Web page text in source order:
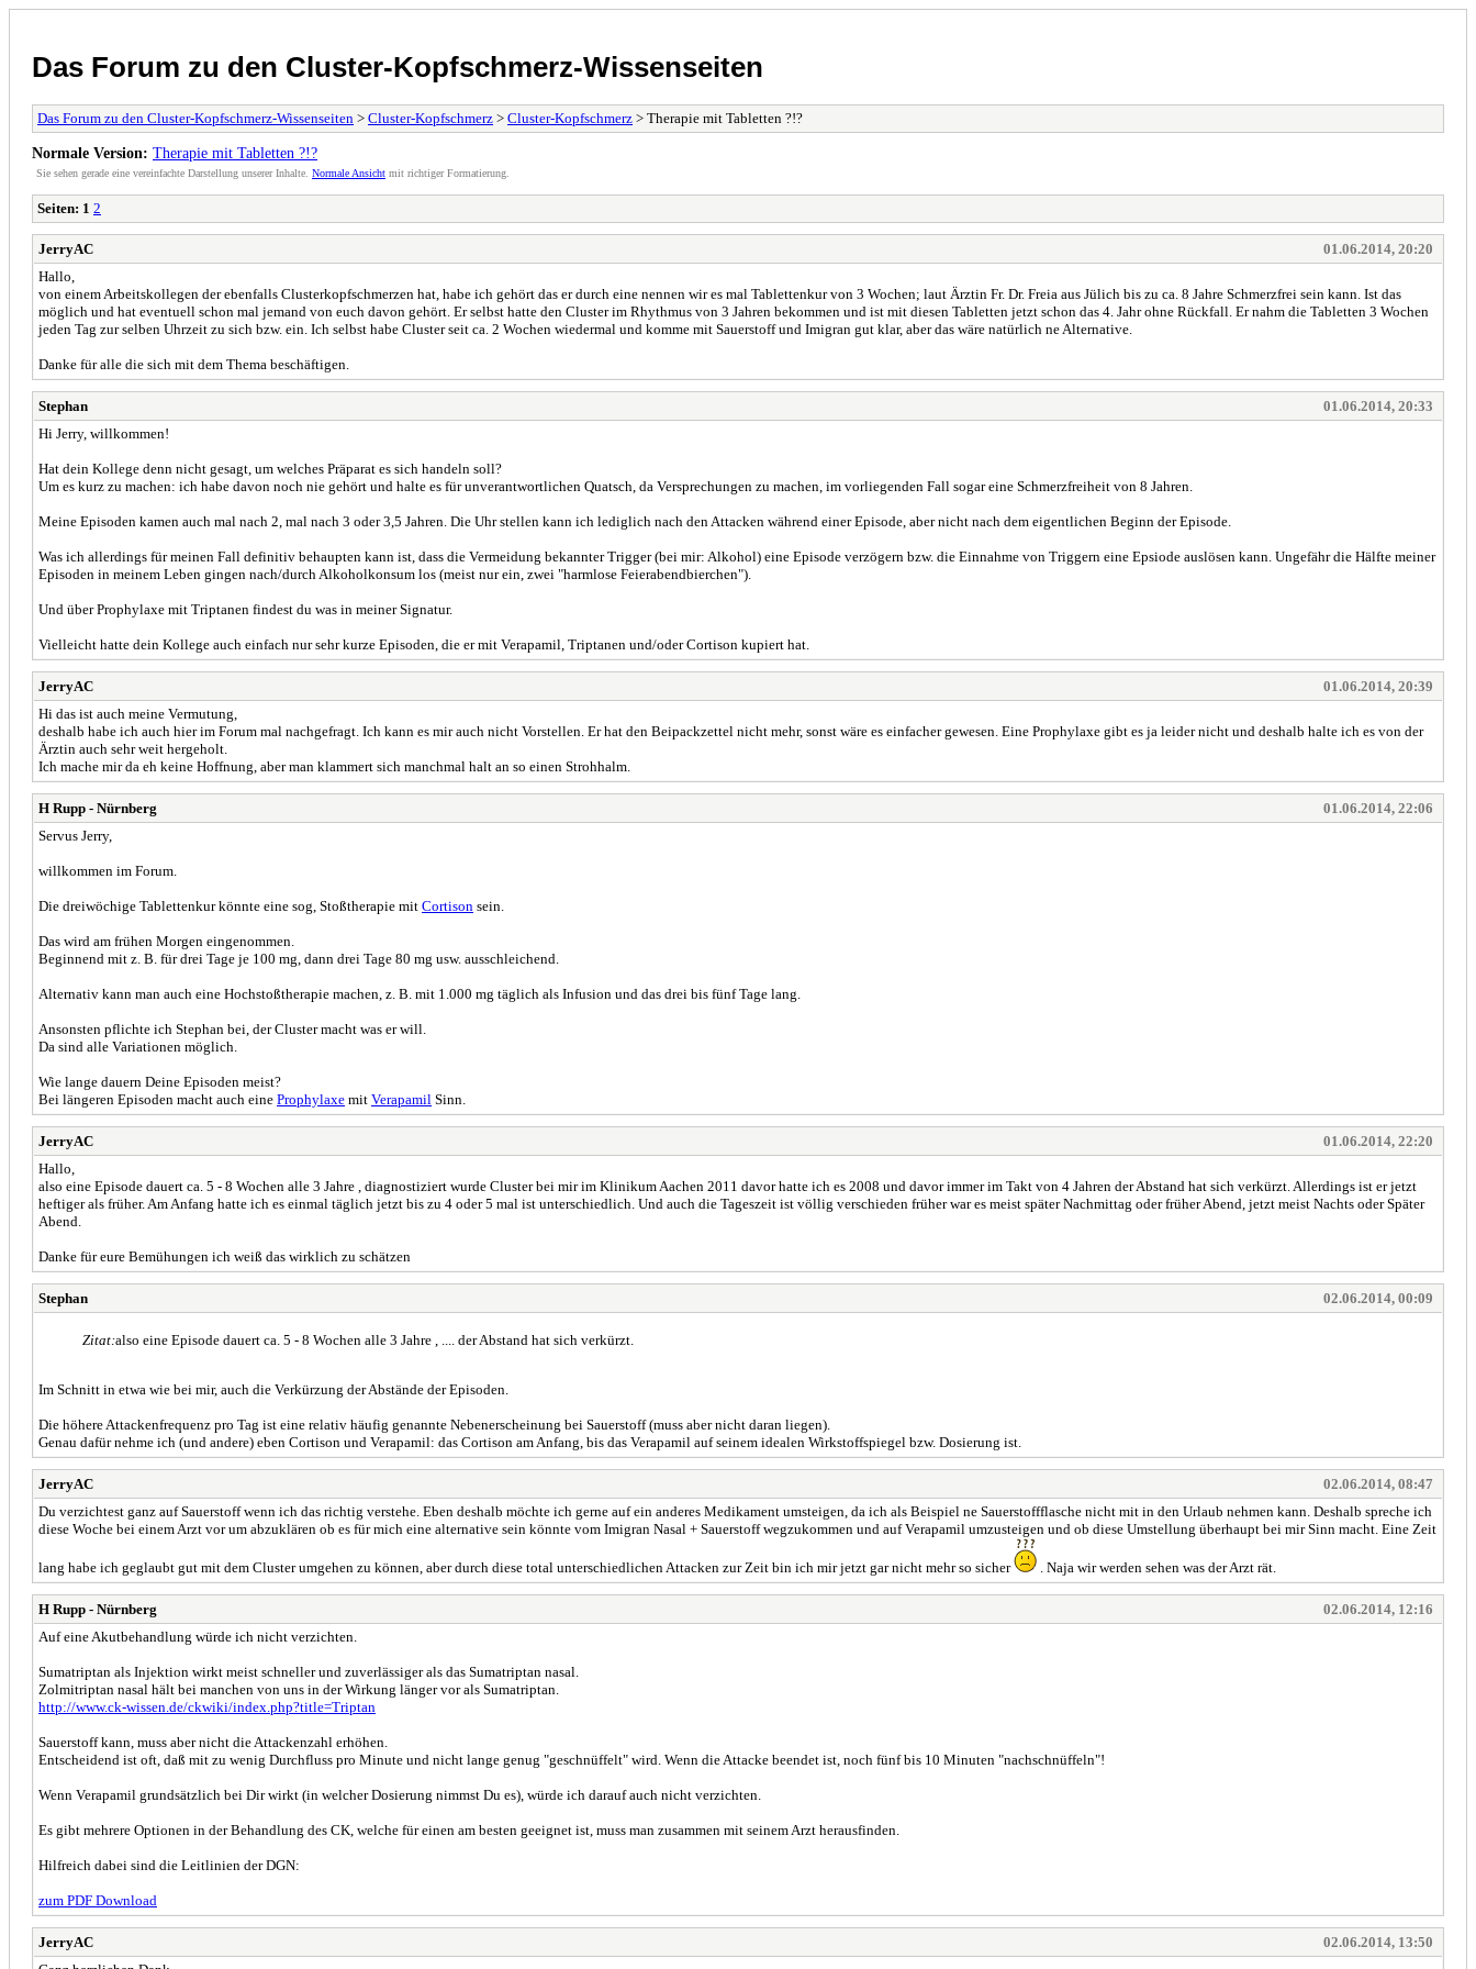
Das Forum zu den Cluster-Kopfschmerz-Wissenseiten
Das Forum zu den Cluster-Kopfschmerz-Wissenseiten > Cluster-Kopfschmerz > Cluster-Kopfschmerz > Therapie mit Tabletten ?!?
Normale Version: Therapie mit Tabletten ?!?
Sie sehen gerade eine vereinfachte Darstellung unserer Inhalte. Normale Ansicht mit richtiger Formatierung.
Seiten: 1 2
JerryAC
01.06.2014, 20:20
Hallo,
von einem Arbeitskollegen der ebenfalls Clusterkopfschmerzen hat, habe ich gehört das er durch eine nennen wir es mal Tablettenkur von 3 Wochen; laut Ärztin Fr. Dr. Freia aus Jülich bis zu ca. 8 Jahre Schmerzfrei sein kann. Ist das
möglich und hat eventuell schon mal jemand von euch davon gehört. Er selbst hatte den Cluster im Rhythmus von 3 Jahren bekommen und ist mit diesen Tabletten jetzt schon das 4. Jahr ohne Rückfall. Er nahm die Tabletten 3 Wochen
jeden Tag zur selben Uhrzeit zu sich bzw. ein. Ich selbst habe Cluster seit ca. 2 Wochen wiedermal und komme mit Sauerstoff und Imigran gut klar, aber das wäre natürlich ne Alternative.
Danke für alle die sich mit dem Thema beschäftigen.
Stephan
01.06.2014, 20:33
Hi Jerry, willkommen!
Hat dein Kollege denn nicht gesagt, um welches Präparat es sich handeln soll?
Um es kurz zu machen: ich habe davon noch nie gehört und halte es für unverantwortlichen Quatsch, da Versprechungen zu machen, im vorliegenden Fall sogar eine Schmerzfreiheit von 8 Jahren.
Meine Episoden kamen auch mal nach 2, mal nach 3 oder 3,5 Jahren. Die Uhr stellen kann ich lediglich nach den Attacken während einer Episode, aber nicht nach dem eigentlichen Beginn der Episode.
Was ich allerdings für meinen Fall definitiv behaupten kann ist, dass die Vermeidung bekannter Trigger (bei mir: Alkohol) eine Episode verzögern bzw. die Einnahme von Triggern eine Epsiode auslösen kann. Ungefähr die Hälfte meiner
Episoden in meinem Leben gingen nach/durch Alkoholkonsum los (meist nur ein, zwei "harmlose Feierabendbierchen").
Und über Prophylaxe mit Triptanen findest du was in meiner Signatur.
Vielleicht hatte dein Kollege auch einfach nur sehr kurze Episoden, die er mit Verapamil, Triptanen und/oder Cortison kupiert hat.
JerryAC
01.06.2014, 20:39
Hi das ist auch meine Vermutung,
deshalb habe ich auch hier im Forum mal nachgefragt. Ich kann es mir auch nicht Vorstellen. Er hat den Beipackzettel nicht mehr, sonst wäre es einfacher gewesen. Eine Prophylaxe gibt es ja leider nicht und deshalb halte ich es von der
Ärztin auch sehr weit hergeholt.
Ich mache mir da eh keine Hoffnung, aber man klammert sich manchmal halt an so einen Strohhalm.
H Rupp - Nürnberg
01.06.2014, 22:06
Servus Jerry,
willkommen im Forum.
Die dreiwöchige Tablettenkur könnte eine sog, Stoßtherapie mit Cortison sein.
Das wird am frühen Morgen eingenommen.
Beginnend mit z. B. für drei Tage je 100 mg, dann drei Tage 80 mg usw. ausschleichend.
Alternativ kann man auch eine Hochstoßtherapie machen, z. B. mit 1.000 mg täglich als Infusion und das drei bis fünf Tage lang.
Ansonsten pflichte ich Stephan bei, der Cluster macht was er will.
Da sind alle Variationen möglich.
Wie lange dauern Deine Episoden meist?
Bei längeren Episoden macht auch eine Prophylaxe mit Verapamil Sinn.
JerryAC
01.06.2014, 22:20
Hallo,
also eine Episode dauert ca. 5 - 8 Wochen alle 3 Jahre , diagnostiziert wurde Cluster bei mir im Klinikum Aachen 2011 davor hatte ich es 2008 und davor immer im Takt von 4 Jahren der Abstand hat sich verkürzt. Allerdings ist er jetzt
heftiger als früher. Am Anfang hatte ich es einmal täglich jetzt bis zu 4 oder 5 mal ist unterschiedlich. Und auch die Tageszeit ist völlig verschieden früher war es meist später Nachmittag oder früher Abend, jetzt meist Nachts oder Später
Abend.
Danke für eure Bemühungen ich weiß das wirklich zu schätzen
Stephan 02.06.2014, 00:09
Zitat:also eine Episode dauert ca. 5 - 8 Wochen alle 3 Jahre , .... der Abstand hat sich verkürzt.
Im Schnitt in etwa wie bei mir, auch die Verkürzung der Abstände der Episoden.
Die höhere Attackenfrequenz pro Tag ist eine relativ häufig genannte Nebenerscheinung bei Sauerstoff (muss aber nicht daran liegen).
Genau dafür nehme ich (und andere) eben Cortison und Verapamil: das Cortison am Anfang, bis das Verapamil auf seinem idealen Wirkstoffspiegel bzw. Dosierung ist.
JerryAC
02.06.2014, 08:47
Du verzichtest ganz auf Sauerstoff wenn ich das richtig verstehe. Eben deshalb möchte ich gerne auf ein anderes Medikament umsteigen, da ich als Beispiel ne Sauerstoffflasche nicht mit in den Urlaub nehmen kann. Deshalb spreche ich
diese Woche bei einem Arzt vor um abzuklären ob es für mich eine alternative sein könnte vom Imigran Nasal + Sauerstoff wegzukommen und auf Verapamil umzusteigen und ob diese Umstellung überhaupt bei mir Sinn macht. Eine Zeit
lang habe ich geglaubt gut mit dem Cluster umgehen zu können, aber durch diese total unterschiedlichen Attacken zur Zeit bin ich mir jetzt gar nicht mehr so sicher . Naja wir werden sehen was der Arzt rät.
H Rupp - Nürnberg
02.06.2014, 12:16
Auf eine Akutbehandlung würde ich nicht verzichten.
Sumatriptan als Injektion wirkt meist schneller und zuverlässiger als das Sumatriptan nasal.
Zolmitriptan nasal hält bei manchen von uns in der Wirkung länger vor als Sumatriptan.
http://www.ck-wissen.de/ckwiki/index.php?title=Triptan
Sauerstoff kann, muss aber nicht die Attackenzahl erhöhen.
Entscheidend ist oft, daß mit zu wenig Durchfluss pro Minute und nicht lange genug "geschnüffelt" wird. Wenn die Attacke beendet ist, noch fünf bis 10 Minuten "nachschnüffeln"!
Wenn Verapamil grundsätzlich bei Dir wirkt (in welcher Dosierung nimmst Du es), würde ich darauf auch nicht verzichten.
Es gibt mehrere Optionen in der Behandlung des CK, welche für einen am besten geeignet ist, muss man zusammen mit seinem Arzt herausfinden.
Hilfreich dabei sind die Leitlinien der DGN:
zum PDF Download
JerryAC
02.06.2014, 13:50